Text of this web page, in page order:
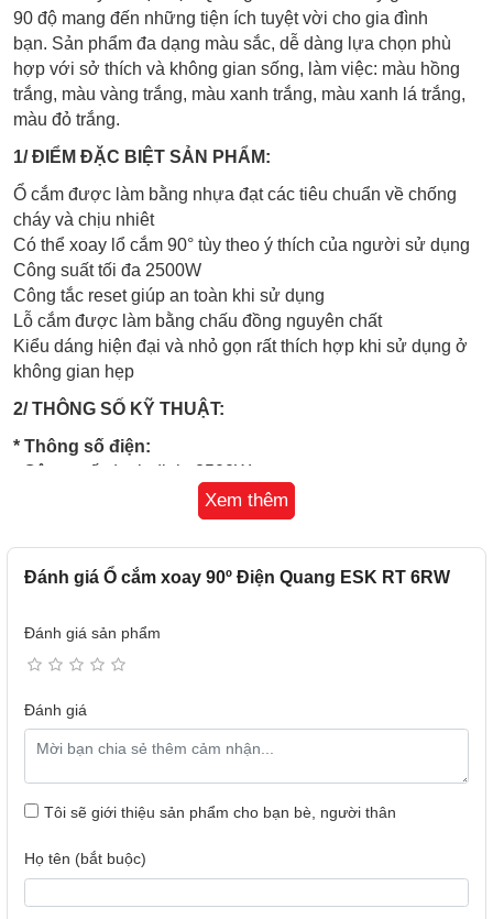
90 độ mang đến những tiện ích tuyệt vời cho gia đình
bạn. Sản phẩm đa dạng màu sắc, dễ dàng lựa chọn phù
hợp với sở thích và không gian sống, làm việc: màu hồng
trắng, màu vàng trắng, màu xanh trắng, màu xanh lá trắng,
màu đỏ trắng.
1/ ĐIỂM ĐẶC BIỆT SẢN PHẨM:
Ổ cắm được làm bằng nhựa đạt các tiêu chuẩn về chống
cháy và chịu nhiêt
Có thể xoay lổ cắm 90° tùy theo ý thích của người sử dụng
Công suất tối đa 2500W
Công tắc reset giúp an toàn khi sử dụng
Lỗ cắm được làm bằng chấu đồng nguyên chất
Kiểu dáng hiện đại và nhỏ gọn rất thích hợp khi sử dụng ở
không gian hẹp
2/ THÔNG SỐ KỸ THUẬT:
* Thông số điện:
- Công suất danh định: 2500W
- Điện áp danh định: 250V~13A
- Kích thước blister: 242 x 160 x 62mm
- Khối lượng: 200g
Xem thêm
Đánh giá Ổ cắm xoay 90º Điện Quang ESK RT 6RW
Đánh giá sản phẩm
Đánh giá
Tôi sẽ giới thiệu sản phẩm cho bạn bè, người thân
Họ tên (bắt buộc)